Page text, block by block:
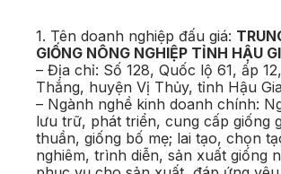
1. Tên doanh nghiệp đấu giá:
GIỐNG NÔNG NGHIỆP TỈNH HẬU
– Địa chỉ: Số 128, Quốc lộ 61, ấp
Thắng, huyện Vị Thủy, tỉnh Hậu
– Ngành nghề kinh doanh chính:
lưu trữ, phát triển, cung cấp giống
thuần, giống bố mẹ; lai tạo, chọn
nghiêm, trình diễn, sản xuất giống